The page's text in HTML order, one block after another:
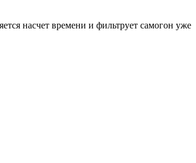
насчет времени и фильтрует самогон уже